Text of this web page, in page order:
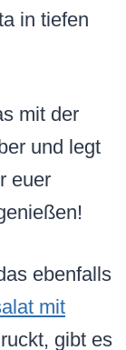
in tiefen
mit der
und legt
euer
ebenfalls
mit
gibt es